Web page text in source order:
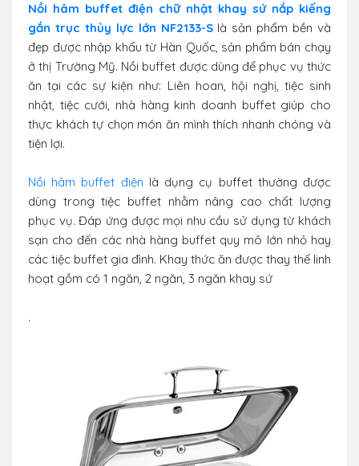
Nồi hâm buffet điện chữ nhật khay sứ nắp kiếng
gắn trục thủy lực lớn NF2133-Slà sản phẩm bền và
đẹp được nhập khẩu từ Hàn Quốc, sản phẩm bán chạy
ở thị Trường Mỹ. Nồi buffet được dùng để phục vụ thức
ăn tại các sự kiện như: Liên hoan, hội nghị, tiệc sinh
nhật, tiệc cưới, nhà hàng kinh doanh buffet giúp cho
thực khách tự chọn món ăn mình thích nhanh chóng và
tiện lợi.
Nồi hâm buffet điện là dụng cụ buffet thường được
dùng trong tiệc buffet nhằm nâng cao chất lượng
phục vụ. Đáp ứng được mọi nhu cầu sử dụng từ khách
sạn cho đến các nhà hàng buffet quy mô lớn nhỏ hay
các tiệc buffet gia đình. Khay thức ăn được thay thế linh
hoạt gồm có 1 ngăn, 2 ngăn, 3 ngăn khay sứ
.